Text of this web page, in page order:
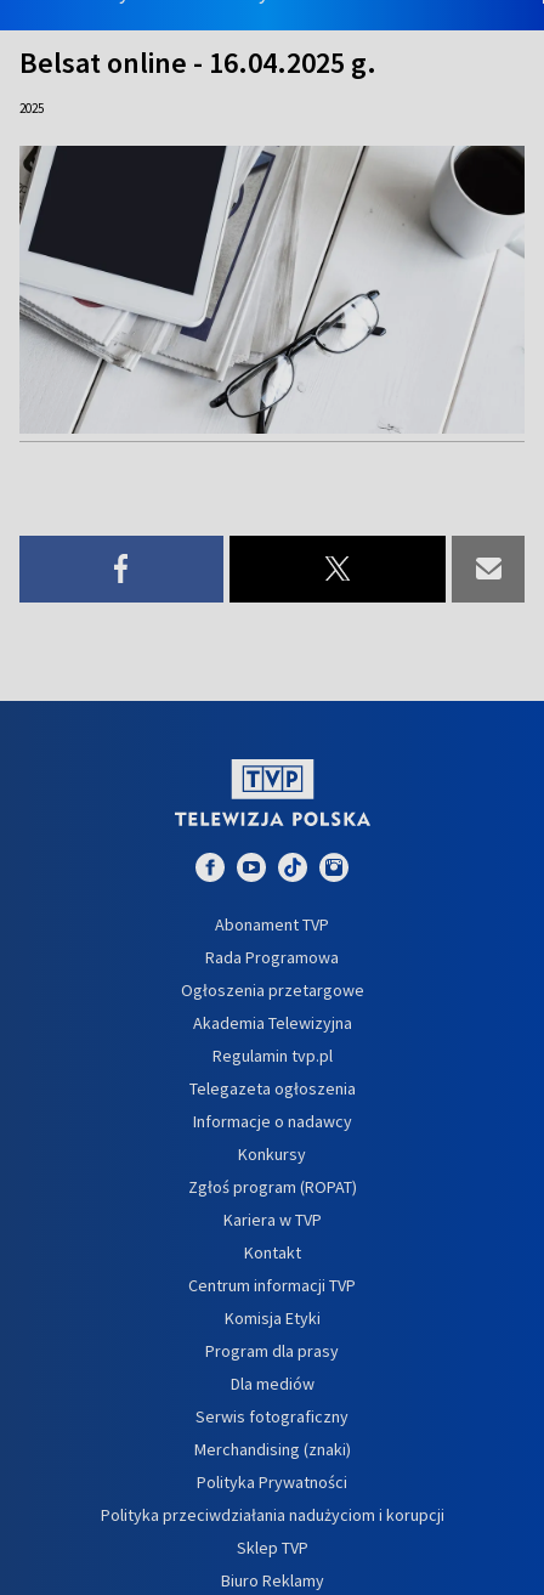
Belsat online - 16.04.2025 g.
2025
Abonament TVP
Rada Programowa
Ogłoszenia przetargowe
Akademia Telewizyjna
Regulamin tvp.pl
Telegazeta ogłoszenia
Informacje o nadawcy
Konkursy
Zgłoś program (ROPAT)
Kariera w TVP
Kontakt
Centrum informacji TVP
Komisja Etyki
Program dla prasy
Dla mediów
Serwis fotograficzny
Merchandising (znaki)
Polityka Prywatności
Polityka przeciwdziałania nadużyciom i korupcji
Sklep TVP
Biuro Reklamy